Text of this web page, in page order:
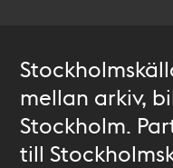
mellan arkiv,
Stockholm.
till